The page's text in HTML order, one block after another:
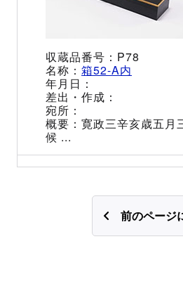
P78
箱52-A内
寛政三辛亥歳五月
候 ...
前のページ